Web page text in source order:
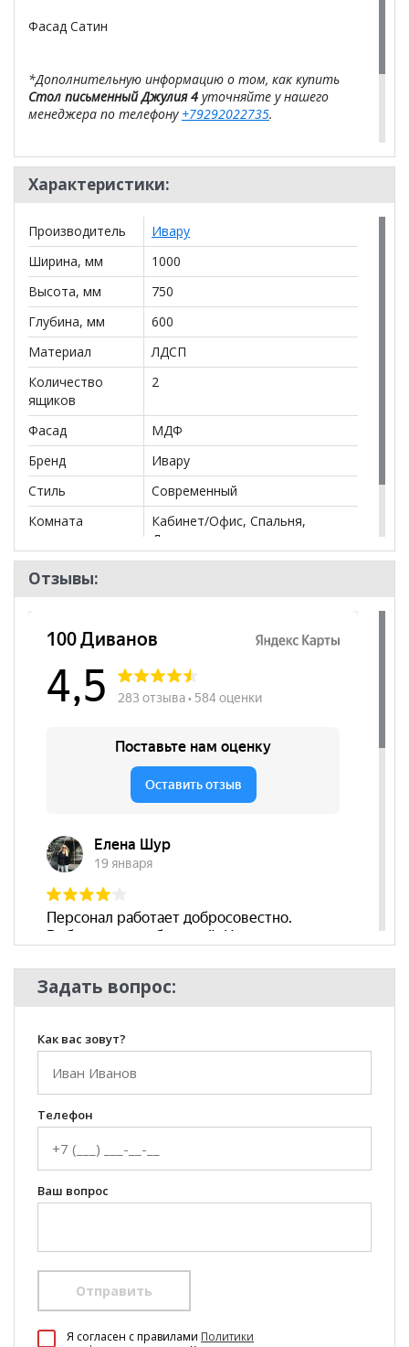
Фасад Сатин
*Дополнительную информацию о том, как купить
Стол письменный Джулия 4 уточняйте у нашего
менеджера по телефону +79292022735.
действительны только для интернет-магазинаи
могут отличаться от цен в розничных магазинах-
салонах сети!
Характеристики:
Производитель
Ивару
Ширина, мм
1000
Высота, мм
750
Глубина, мм
600
Материал
ЛДСП
Количество
ящиков
2
Фасад
МДФ
Бренд
Ивару
Стиль
Современный
Комната
Кабинет/Офис, Спальня,
Детская
Пол
Отзывы:
Задать вопрос:
Как вас зовут?
Телефон
Ваш вопрос
Отправить
Я согласен c правилами Политики